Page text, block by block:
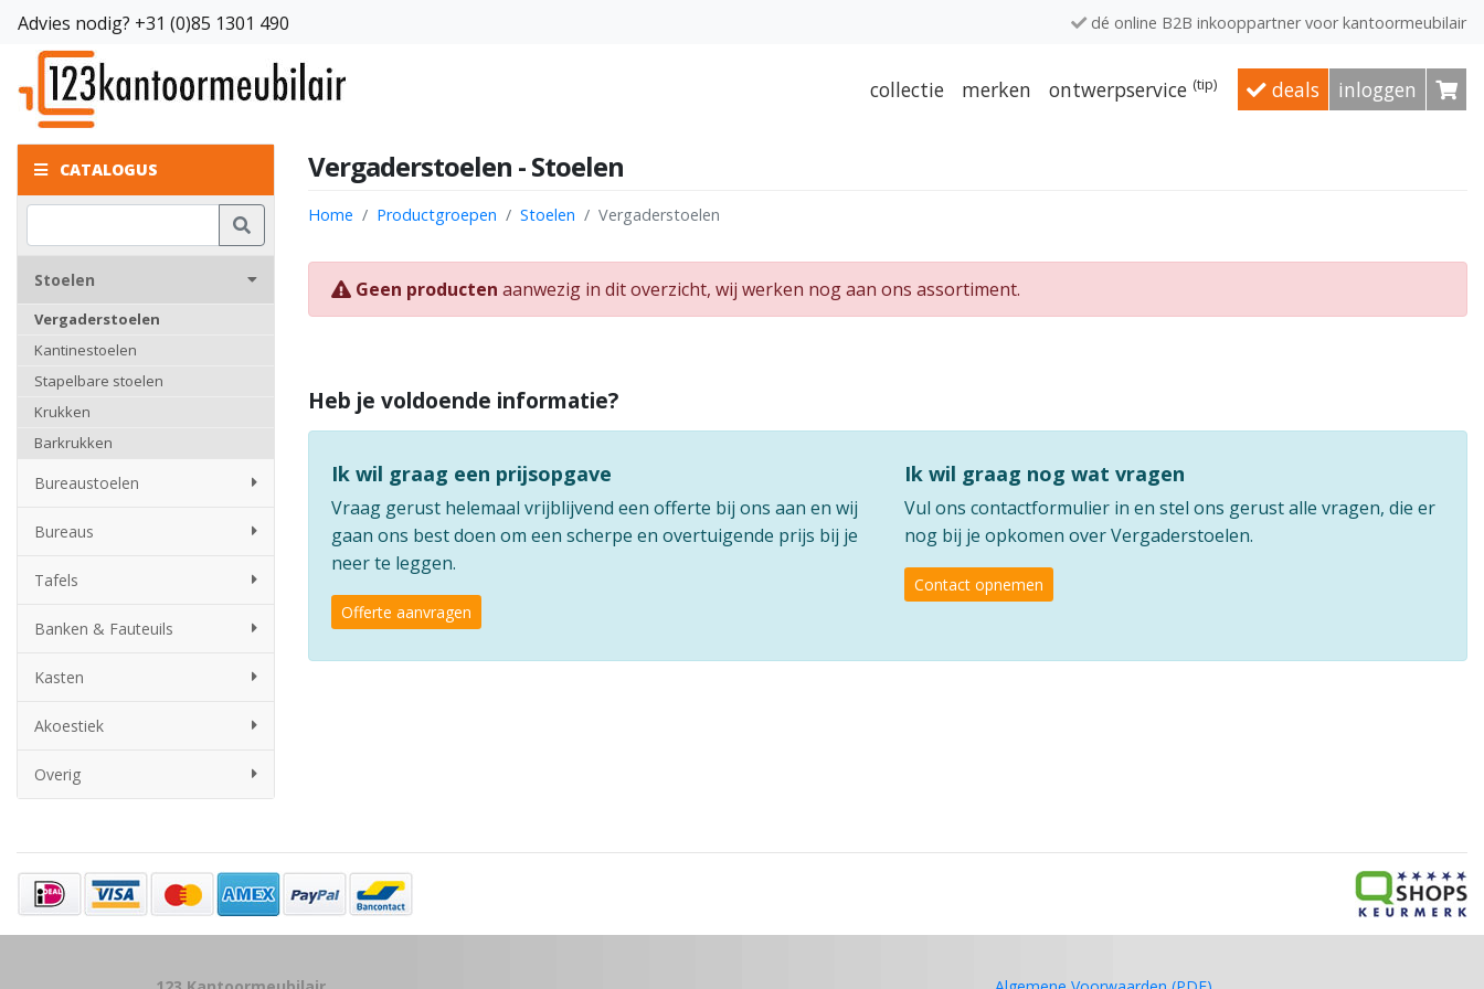
collectie merken ontwerpservice (tip) deals inloggen
Advies nodig? +31 (0)85 1301 490 dé online B2B inkooppartner voor kantoormeubilair
CATALOGUS
Stoelen
Vergaderstoelen
Kantinestoelen
Stapelbare stoelen
Krukken
Barkrukken
Bureaustoelen
Bureaus
Tafels
Banken & Fauteuils
Kasten
Akoestiek
Overig
Vergaderstoelen - Stoelen
Home Productgroepen Stoelen Vergaderstoelen
Geen producten aanwezig in dit overzicht, wij werken nog aan ons assortiment.
Heb je voldoende informatie?
Ik wil graag een prijsopgave
Vraag gerust helemaal vrijblijvend een offerte bij ons aan en wij
gaan ons best doen om een scherpe en overtuigende prijs bij je
neer te leggen.
Offerte aanvragen
Ik wil graag nog wat vragen
Vul ons contactformulier in en stel ons gerust alle vragen, die er
nog bij je opkomen over Vergaderstoelen.
Contact opnemen